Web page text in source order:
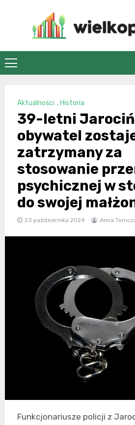
Aktualności , Historia
39-letni
obywatel
zatrzymany za
stosowanie
psychicznej w
do swojej
23 października 2024 Anna
Funkcjonariusze policji z